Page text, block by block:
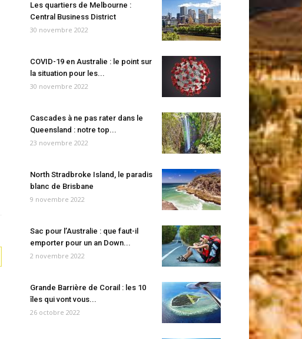
Les quartiers de Melbourne :
Central Business District
30 novembre 2022
COVID-19 en Australie : le point sur
la situation pour les...
30 novembre 2022
Cascades à ne pas rater dans le
Queensland : notre top...
23 novembre 2022
North Stradbroke Island, le paradis
blanc de Brisbane
9 novembre 2022
Sac pour l’Australie : que faut-il
emporter pour un an Down...
2 novembre 2022
Grande Barrière de Corail : les 10
îles qui vont vous...
26 octobre 2022